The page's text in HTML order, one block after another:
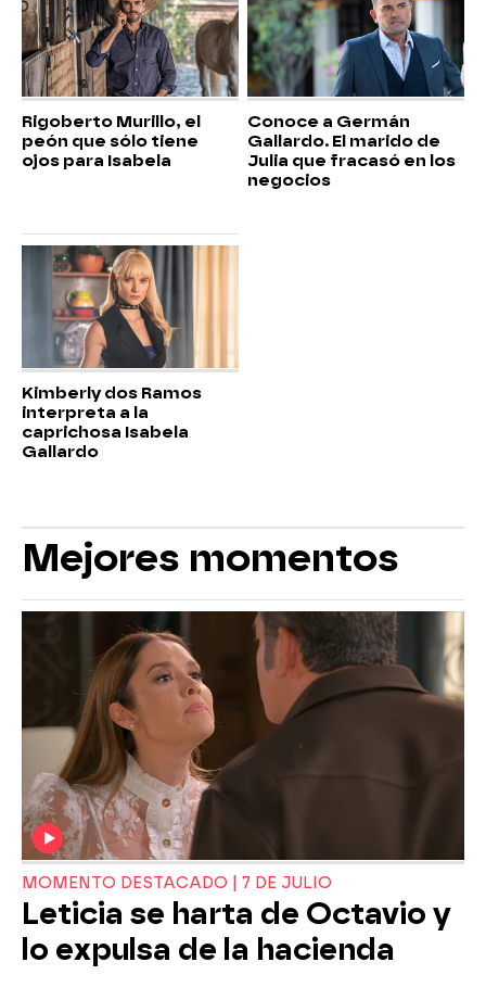
Kimberly dos Ramos
interpreta a la
caprichosa Isabela
Gallardo
Rigoberto Murillo, el
peón que sólo tiene
ojos para Isabela
Conoce a Germán
Gallardo. El marido de
Julia que fracasó en los
negocios
Mejores momentos
MOMENTO DESTACADO | 7 DE JULIO
Leticia se harta de Octavio y
lo expulsa de la hacienda